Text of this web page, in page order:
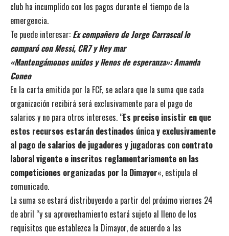
club ha incumplido con los pagos durante el tiempo de la
emergencia.
Te puede interesar: Ex compañero de Jorge Carrascal lo
comparó con Messi, CR7 y Ney mar
«Mantengámonos unidos y llenos de esperanza»: Amanda
Coneo
En la carta emitida por la FCF, se aclara que la suma que cada
organización recibirá será exclusivamente para el pago de
salarios y no para otros intereses. “Es preciso insistir en que
estos recursos estarán destinados única y exclusivamente
al pago de salarios de jugadores y jugadoras con contrato
laboral vigente e inscritos reglamentariamente en las
competiciones organizadas por la Dimayor«, estipula el
comunicado.
La suma se estará distribuyendo a partir del próximo viernes 24
de abril “y su aprovechamiento estará sujeto al lleno de los
requisitos que establezca la Dimayor, de acuerdo a las